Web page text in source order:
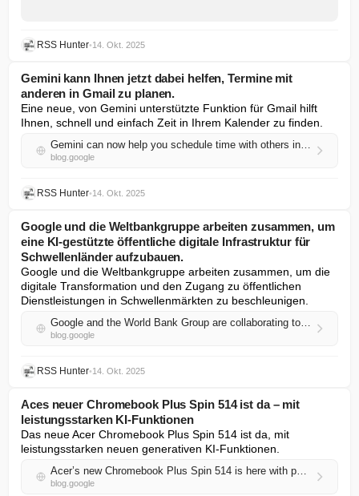
RSS Hunter•14. Okt. 2025
Gemini kann Ihnen jetzt dabei helfen, Termine mit
anderen in Gmail zu planen.
Eine neue, von Gemini unterstützte Funktion für Gmail hilft
Ihnen, schnell und einfach Zeit in Ihrem Kalender zu finden.
Gemini can now help you schedule time with others in Gmail.
blog.google
RSS Hunter•14. Okt. 2025
Google und die Weltbankgruppe arbeiten zusammen, um
eine KI-gestützte öffentliche digitale Infrastruktur für
Schwellenländer aufzubauen.
Google und die Weltbankgruppe arbeiten zusammen, um die
digitale Transformation und den Zugang zu öffentlichen
Dienstleistungen in Schwellenmärkten zu beschleunigen.
Google and the World Bank Group are collaborating to build AI-powered public digital infrastructure for emerging markets.
blog.google
RSS Hunter•14. Okt. 2025
Aces neuer Chromebook Plus Spin 514 ist da – mit
leistungsstarken KI-Funktionen
Das neue Acer Chromebook Plus Spin 514 ist da, mit
leistungsstarken neuen generativen KI-Funktionen.
Acer’s new Chromebook Plus Spin 514 is here with powerful AI features
blog.google